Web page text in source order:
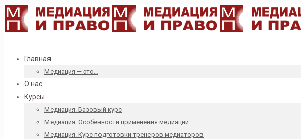
Главная
Медиация — это…
О нас
Курсы
Медиация. Базовый курс
Медиация. Особенности применения медиации
Медиация. Курс подготовки тренеров медиаторов